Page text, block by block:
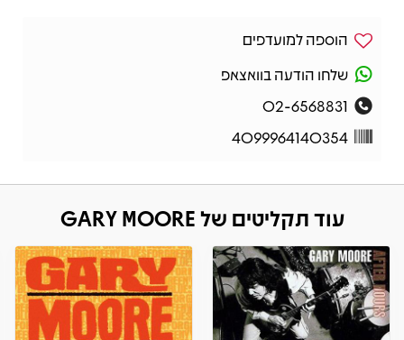
הוספה למועדפים
שלחו הודעה בוואצאפ
02-6568831
4099964140354
עוד תקליטים של GARY MOORE